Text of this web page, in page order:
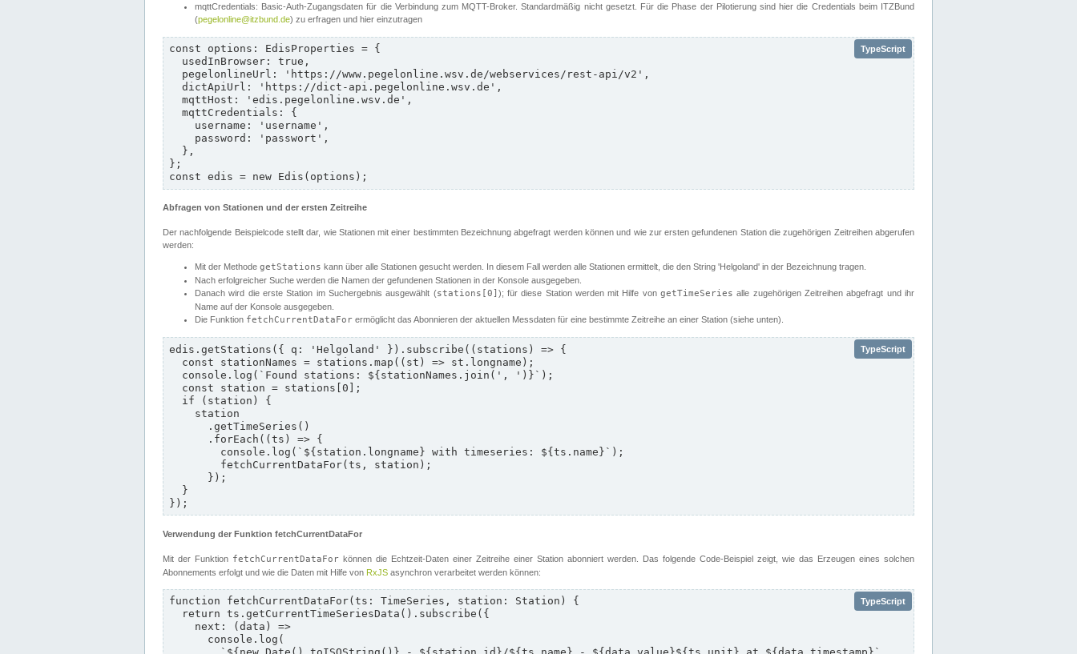
mqttCredentials: Basic-Auth-Zugangsdaten für die Verbindung zum MQTT-Broker. Standardmäßig nicht gesetzt. Für die Phase der Pilotierung sind hier die Credentials beim ITZBund
(pegelonline@itzbund.de) zu erfragen und hier einzutragen
const options: EdisProperties = {
};
const edis = new Edis(options);
Abfragen von Stationen und der ersten Zeitreihe
Der nachfolgende Beispielcode stellt dar, wie Stationen mit einer bestimmten Bezeichnung abgefragt werden können und wie zur ersten gefundenen Station die zugehörigen Zeitreihen abgerufen
werden:
Mit der Methode getStations kann über alle Stationen gesucht werden. In diesem Fall werden alle Stationen ermittelt, die den String 'Helgoland' in der Bezeichnung tragen.
Nach erfolgreicher Suche werden die Namen der gefundenen Stationen in der Konsole ausgegeben.
Danach wird die erste Station im Suchergebnis ausgewählt (stations[0] ); für diese Station werden mit Hilfe vongetTimeSeries alle zugehörigen Zeitreihen abgefragt und ihr
Name auf der Konsole ausgegeben.
Die Funktion fetchCurrentDataFor ermöglicht das Abonnieren der aktuellen Messdaten für eine bestimmte Zeitreihe an einer Station (siehe unten).
edis.getStations({ q: 'Helgoland' }).subscribe((stations) => {
});
Verwendung der Funktion fetchCurrentDataFor
Mit der Funktion fetchCurrentDataFor können die Echtzeit-Daten einer Zeitreihe einer Station abonniert werden. Das folgende Code-Beispiel zeigt, wie das Erzeugen eines solchen
Abonnements erfolgt und wie die Daten mit Hilfe von RxJS asynchron verarbeitet werden können:
function fetchCurrentDataFor(ts: TimeSeries, station: Station) {